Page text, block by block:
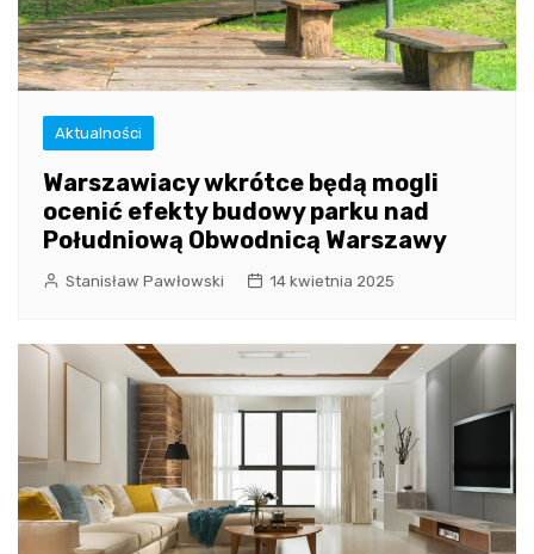
Aktualności
Warszawiacy wkrótce będą mogli
ocenić efekty budowy parku nad
Południową Obwodnicą Warszawy
Stanisław Pawłowski 14 kwietnia 2025